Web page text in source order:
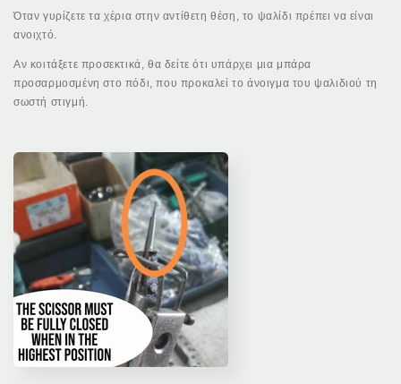
Όταν γυρίζετε τα χέρια στην αντίθετη θέση, το ψαλίδι πρέπει να είναι
ανοιχτό.
Αν κοιτάξετε προσεκτικά, θα δείτε ότι υπάρχει μια μπάρα
προσαρμοσμένη στο πόδι, που προκαλεί το άνοιγμα του ψαλιδιού τη
σωστή στιγμή.